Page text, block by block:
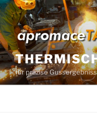
Zum
Inhalt
springen
für präzise